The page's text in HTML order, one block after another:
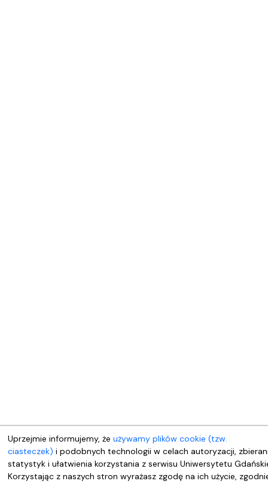
Uprzejmie informujemy, żeużywamy plików cookie (tzw.
ciasteczek) i podobnych technologii w celach autoryzacji,
statystyk i ułatwienia korzystania z serwisu Uniwersytetu
Korzystając z naszych stron wyrażasz zgodę na ich użycie,